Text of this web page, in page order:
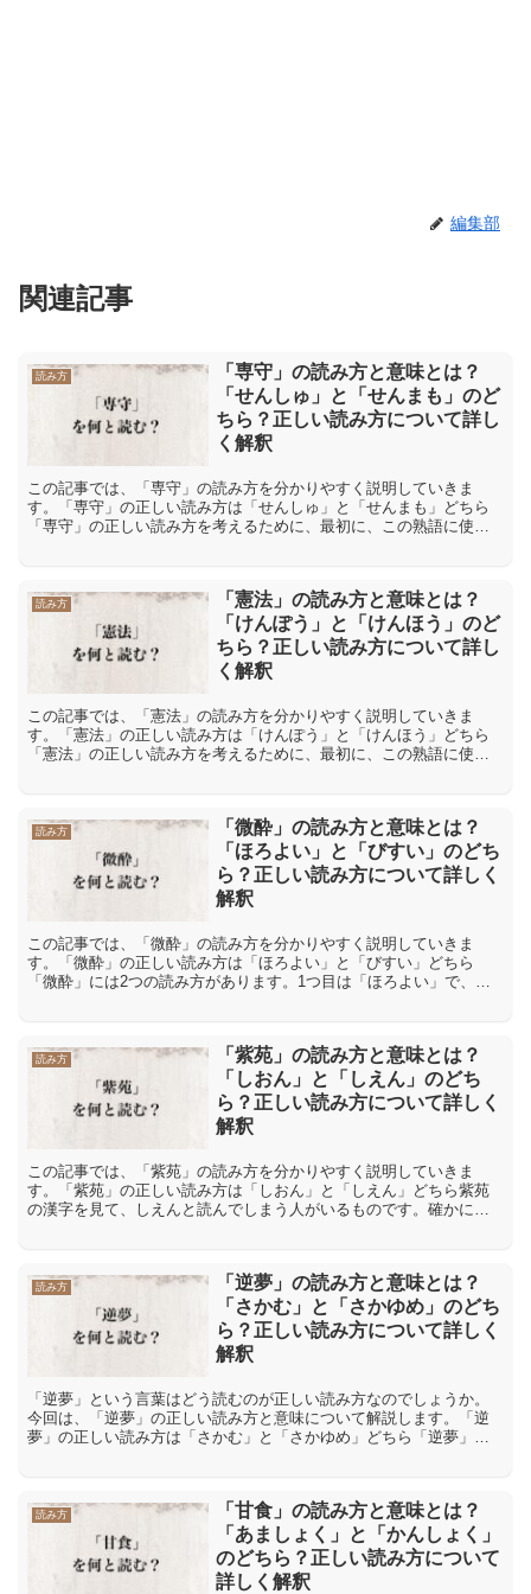
編集部
関連記事
読み方
「専守」の読み方と意味とは？
「せんしゅ」と「せんまも」のど
ちら？正しい読み方について詳し
く解釈
この記事では、「専守」の読み方を分かりやすく説明していきま
す。「専守」の正しい読み方は「せんしゅ」と「せんまも」どちら
「専守」の正しい読み方を考えるために、最初に、この熟語に使わ
読み方
「憲法」の読み方と意味とは？
「けんぽう」と「けんほう」のど
ちら？正しい読み方について詳し
く解釈
この記事では、「憲法」の読み方を分かりやすく説明していきま
す。「憲法」の正しい読み方は「けんぽう」と「けんほう」どちら
「憲法」の正しい読み方を考えるために、最初に、この熟語に使わ
読み方
「微酔」の読み方と意味とは？
「ほろよい」と「びすい」のどち
ら？正しい読み方について詳しく
解釈
この記事では、「微酔」の読み方を分かりやすく説明していきま
す。「微酔」の正しい読み方は「ほろよい」と「びすい」どちら
「微酔」には2つの読み方があります。1つ目は「ほろよい」で、熟
読み方
「紫苑」の読み方と意味とは？
「しおん」と「しえん」のどち
ら？正しい読み方について詳しく
解釈
この記事では、「紫苑」の読み方を分かりやすく説明していきま
す。「紫苑」の正しい読み方は「しおん」と「しえん」どちら紫苑
の漢字を見て、しえんと読んでしまう人がいるものです。確かにそ
読み方
「逆夢」の読み方と意味とは？
「さかむ」と「さかゆめ」のどち
ら？正しい読み方について詳しく
解釈
「逆夢」という言葉はどう読むのが正しい読み方なのでしょうか。
今回は、「逆夢」の正しい読み方と意味について解説します。「逆
夢」の正しい読み方は「さかむ」と「さかゆめ」どちら「逆夢」と
読み方
「甘食」の読み方と意味とは？
「あましょく」と「かんしょく」
のどちら？正しい読み方について
詳しく解釈